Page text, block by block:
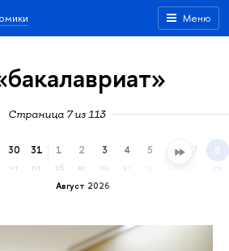
Меню
Страница 7 из 113
30
чт
31
пт
Август 2026
1
сб
2
вс
3
пн
4 5 6 7 8
сб